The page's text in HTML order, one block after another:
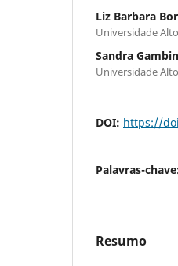
Liz Barbara
Universidade
Sandra
Universidade
DOI: https://
Palavras-
Resumo